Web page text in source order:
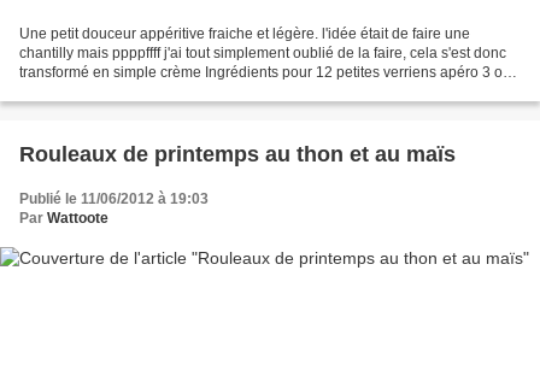
Une petit douceur appéritive fraiche et légère. l'idée était de faire une
chantilly mais ppppffff j'ai tout simplement oublié de la faire, cela s'est donc
transformé en simple crème Ingrédients pour 12 petites verriens apéro 3 ou
Rouleaux de printemps au thon et au maïs
Publié le 11/06/2012 à 19:03
Par Wattoote